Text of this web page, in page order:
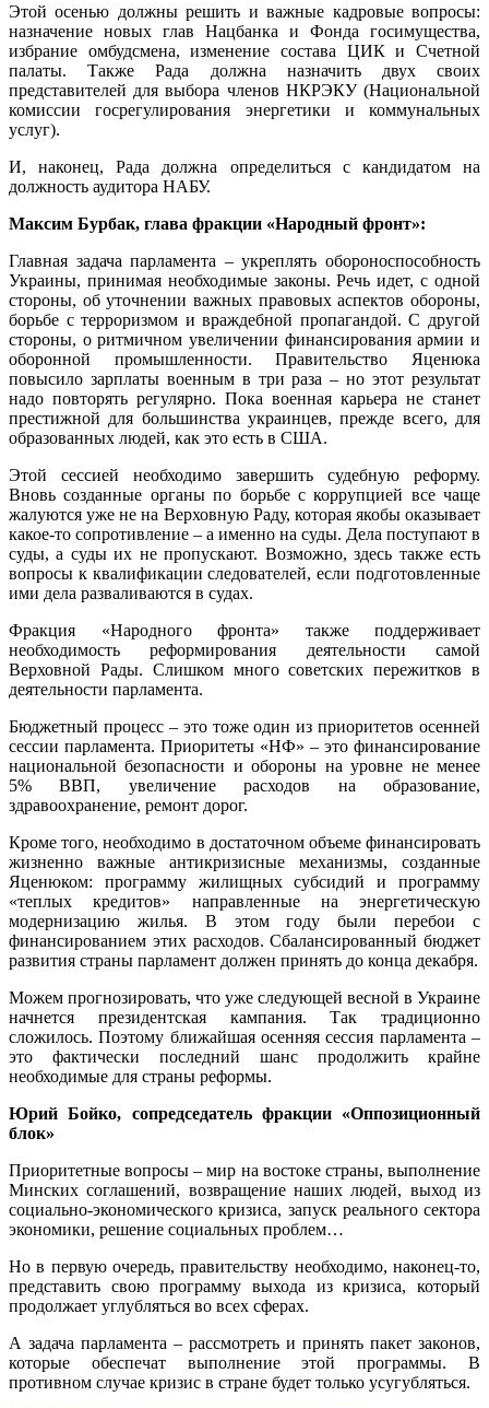
Этой осенью должны решить и важные кадровые вопросы:
назначение новых глав Нацбанка и Фонда госимущества,
избрание омбудсмена, изменение состава ЦИК и Счетной
палаты. Также Рада должна назначить двух своих
представителей для выбора членов НКРЭКУ (Национальной
комиссии госрегулирования энергетики и коммунальных
услуг).
И, наконец, Рада должна определиться с кандидатом на
должность аудитора НАБУ.
Максим Бурбак, глава фракции «Народный фронт»:
Главная задача парламента – укреплять обороноспособность
Украины, принимая необходимые законы. Речь идет, с одной
стороны, об уточнении важных правовых аспектов обороны,
борьбе с терроризмом и враждебной пропагандой. С другой
стороны, о ритмичном увеличении финансирования армии и
оборонной промышленности. Правительство Яценюка
повысило зарплаты военным в три раза – но этот результат
надо повторять регулярно. Пока военная карьера не станет
престижной для большинства украинцев, прежде всего, для
образованных людей, как это есть в США.
Этой сессией необходимо завершить судебную реформу.
Вновь созданные органы по борьбе с коррупцией все чаще
жалуются уже не на Верховную Раду, которая якобы оказывает
какое-то сопротивление – а именно на суды. Дела поступают в
суды, а суды их не пропускают. Возможно, здесь также есть
вопросы к квалификации следователей, если подготовленные
ими дела разваливаются в судах.
Фракция «Народного фронта» также поддерживает
необходимость реформирования деятельности самой
Верховной Рады. Слишком много советских пережитков в
деятельности парламента.
Бюджетный процесс – это тоже один из приоритетов осенней
сессии парламента. Приоритеты «НФ» – это финансирование
национальной безопасности и обороны на уровне не менее
5% ВВП, увеличение расходов на образование,
здравоохранение, ремонт дорог.
Кроме того, необходимо в достаточном объеме финансировать
жизненно важные антикризисные механизмы, созданные
Яценюком: программу жилищных субсидий и программу
«теплых кредитов» направленные на энергетическую
модернизацию жилья. В этом году были перебои с
финансированием этих расходов. Сбалансированный бюджет
развития страны парламент должен принять до конца декабря.
Можем прогнозировать, что уже следующей весной в Украине
начнется президентская кампания. Так традиционно
сложилось. Поэтому ближайшая осенняя сессия парламента –
это фактически последний шанс продолжить крайне
необходимые для страны реформы.
Юрий Бойко, сопредседатель фракции «Оппозиционный
блок»
Приоритетные вопросы – мир на востоке страны, выполнение
Минских соглашений, возвращение наших людей, выход из
социально-экономического кризиса, запуск реального сектора
экономики, решение социальных проблем…
Но в первую очередь, правительству необходимо, наконец-то,
представить свою программу выхода из кризиса, который
продолжает углубляться во всех сферах.
А задача парламента – рассмотреть и принять пакет законов,
которые обеспечат выполнение этой программы. В
противном случае кризис в стране будет только усугубляться.